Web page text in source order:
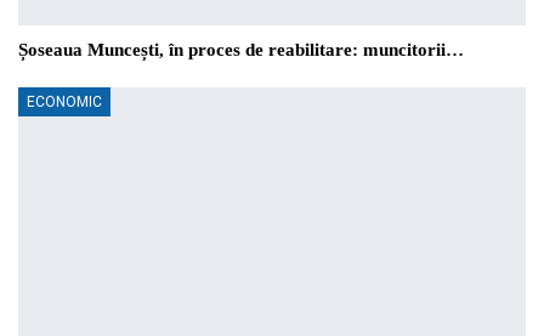
Șoseaua Muncești, în proces de reabilitare: muncitorii…
ECONOMIC